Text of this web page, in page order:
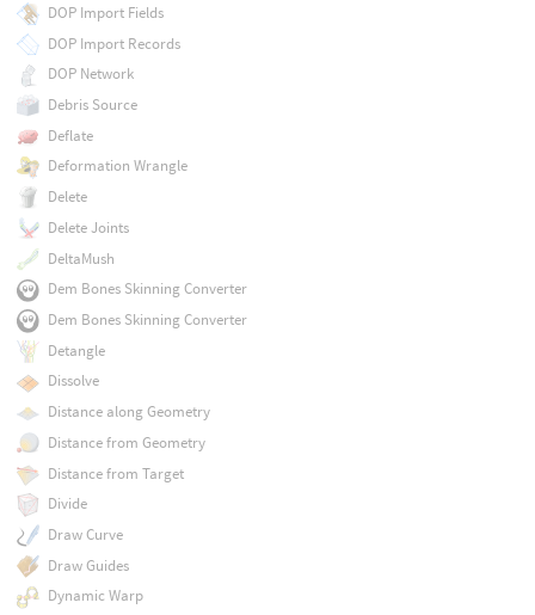
DOP Import Fields
DOP Import Records
DOP Network
Debris Source
Deflate
Deformation Wrangle
Delete
Delete Joints
DeltaMush
Dem Bones Skinning Converter
Dem Bones Skinning Converter
Detangle
Dissolve
Distance along Geometry
Distance from Geometry
Distance from Target
Divide
Draw Curve
Draw Guides
Dynamic Warp